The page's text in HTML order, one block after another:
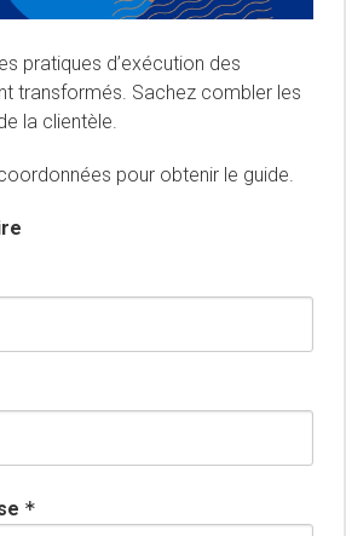
pratiques d’exécution des
transformés. Sachez combler les
la clientèle.
pour obtenir le guide.
*